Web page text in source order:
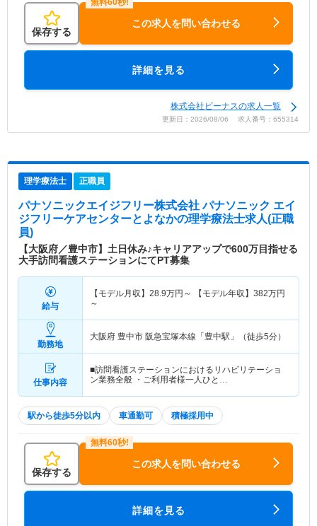
保存する
この求人を問い合わせる
詳細を見る
株式会社ビーナスの求人一覧
更新日：2026/08/06 求人番号：655314
理学療法士 正職員
パナソニックエイジフリー株式会社 パナソニック エイ
ジフリーケアセンターとよなかの理学療法士求人(正職
員)
【大阪府／豊中市】土日休み♪キャリアアップで600万目指せる
大手訪問看護ステーションにてPT募集
給与
【モデル月収】 28.9万円～ 【モデル年収】 382万円
～
勤務地
大阪府 豊中市 阪急宝塚本線「豊中駅」（徒歩5分）
仕事内容
■訪問看護ステーションにおけるリハビリテーショ
ン業務全般 ・ご利用者様一人ひと…
駅から徒歩5分以内 車通勤可 積極採用中
保存する
この求人を問い合わせる
詳細を見る